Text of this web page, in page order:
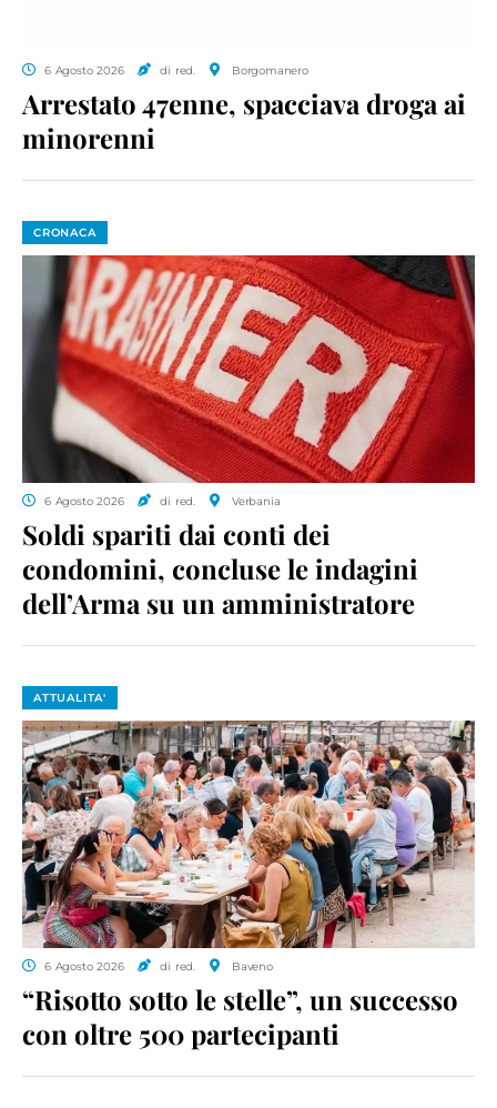
6 Agosto 2026 di red. Borgomanero
Arrestato 47enne, spacciava droga ai
minorenni
CRONACA
6 Agosto 2026 di red. Verbania
Soldi spariti dai conti dei
condomini, concluse le indagini
dell’Arma su un amministratore
ATTUALITA'
6 Agosto 2026 di red. Baveno
“Risotto sotto le stelle”, un successo
con oltre 500 partecipanti